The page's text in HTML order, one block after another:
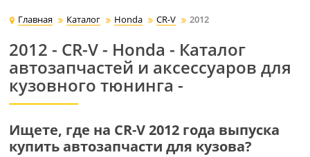
Главная Каталог Honda CR-V 2012
2012 - CR-V - Honda - Каталог
автозапчастей и аксессуаров для
кузовного тюнинга -
Ищете, где на CR-V 2012 года выпуска
купить автозапчасти для кузова?